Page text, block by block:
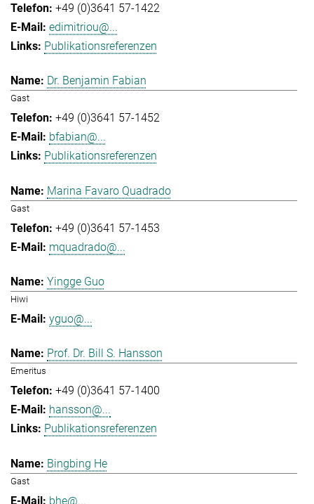
+49 (0)3641 57-1422
edimitriou@...
Publikationsreferenzen
Dr. Benjamin Fabian
Gast
+49 (0)3641 57-1452
bfabian@...
Publikationsreferenzen
Marina Favaro Quadrado
Gast
+49 (0)3641 57-1453
mquadrado@...
Yingge Guo
Hiwi
yguo@...
Prof. Dr. Bill S. Hansson
Emeritus
+49 (0)3641 57-1400
hansson@...
Publikationsreferenzen
Bingbing He
Gast
bhe@...